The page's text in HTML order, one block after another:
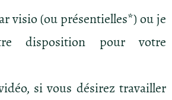
visio (ou présentielles*) ou je
disposition pour votre
si vous désirez travailler